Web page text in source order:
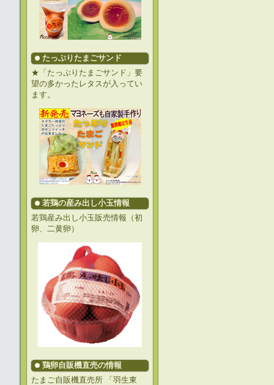
たっぷりたまごサンド
★「たっぷりたまごサンド」要
望の多かったレタスが入ってい
ます。
若鶏の産み出し小玉情報
若鶏産み出し小玉販売情報（初
卵、二黄卵）
鶏卵自販機直売の情報
たまご自販機直売所 「羽生東